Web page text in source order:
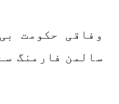
وفاقی حکومت
سالمن فارمنگ